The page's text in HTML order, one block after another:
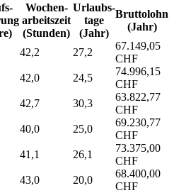
Wochen­
arbeitszeit
(Stunden)
Urlaubs­
tage
(Jahr)
Bruttolohn
(Jahr)
42,2 27,2
67.149,05
CHF
42,0 24,5
74.996,15
CHF
42,7 30,3
63.822,77
CHF
40,0 25,0
69.230,77
CHF
41,1 26,1
73.375,00
CHF
43,0 20,0
68.400,00
CHF